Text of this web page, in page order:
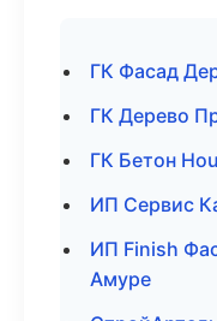
ГК Фасад
ГК Дерево
ГК Бетон
ИП Сервис
ИП Finish
Амуре